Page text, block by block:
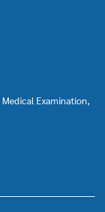
Examination,